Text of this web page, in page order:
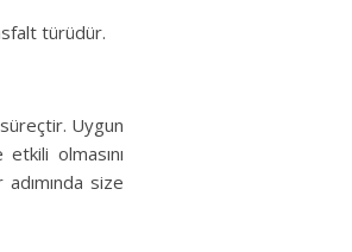
türüdür.
süreçtir. Uygun
olmasını
size